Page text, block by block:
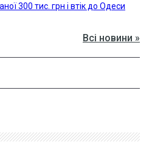
300 тис. грн і втік до Одеси
Всі новини »